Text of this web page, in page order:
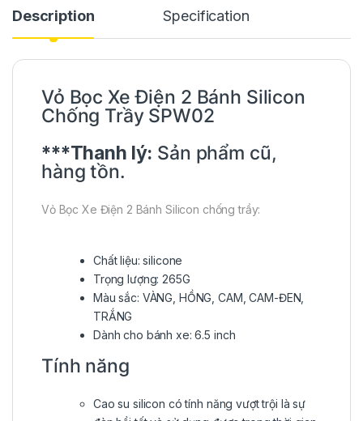
Description Specification
Vỏ Bọc Xe Điện 2 Bánh Silicon
Chống Trầy SPW02
***Thanh lý: Sản phẩm cũ,
hàng tồn.
Vỏ Bọc Xe Điện 2 Bánh Silicon chống trầy:
Chất liệu: silicone
Trọng lượng: 265G
Màu sắc: VÀNG, HỒNG, CAM, CAM-ĐEN,
TRẮNG
Dành cho bánh xe: 6.5 inch
Tính năng
Cao su silicon có tính năng vượt trội là sự